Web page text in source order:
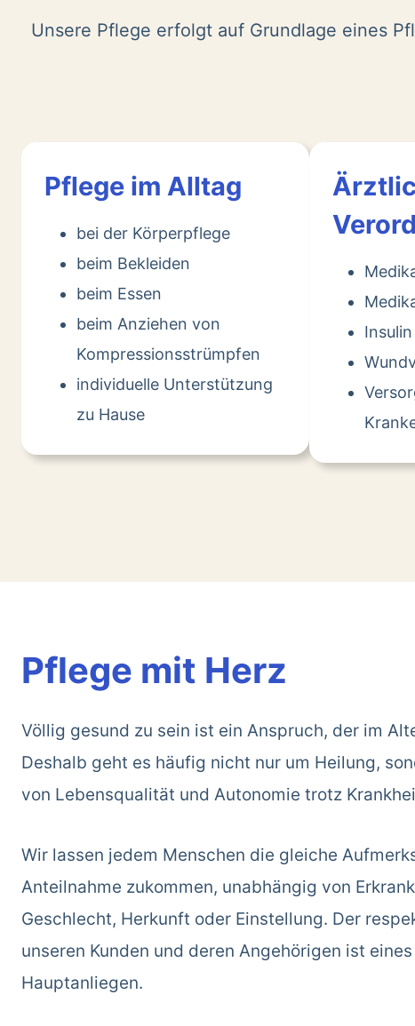
Unsere Pflege erfolgt auf Grundlage eines
Pflege im Alltag
bei der Körperpflege
beim Bekleiden
beim Essen
beim Anziehen von
Kompressionsstrümpfen
individuelle Unterstützung
zu Hause
Pflege mit Herz
Völlig gesund zu sein ist ein Anspruch, der im
Deshalb geht es häufig nicht nur um Heilung,
von Lebensqualität und Autonomie trotz
Wir lassen jedem Menschen die gleiche
Anteilnahme zukommen, unabhängig von
Geschlecht, Herkunft oder Einstellung. Der
unseren Kunden und deren Angehörigen ist
Hauptanliegen.